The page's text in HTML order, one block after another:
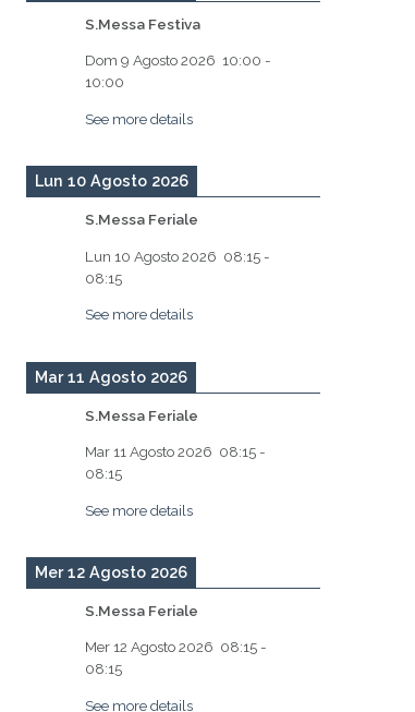
S.Messa Festiva
Dom 9 Agosto 2026 10:00 -
10:00
See more details
Lun 10 Agosto 2026
S.Messa Feriale
Lun 10 Agosto 2026 08:15 -
08:15
See more details
Mar 11 Agosto 2026
S.Messa Feriale
Mar 11 Agosto 2026 08:15 -
08:15
See more details
Mer 12 Agosto 2026
S.Messa Feriale
Mer 12 Agosto 2026 08:15 -
08:15
See more details